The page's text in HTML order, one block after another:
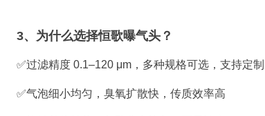
件3、为什么选择恒歌曝气头？
✅过滤精度 0.1–120 μm，多种规格可选，支持定制
✅气泡细小均匀，臭氧扩散快，传质效率高